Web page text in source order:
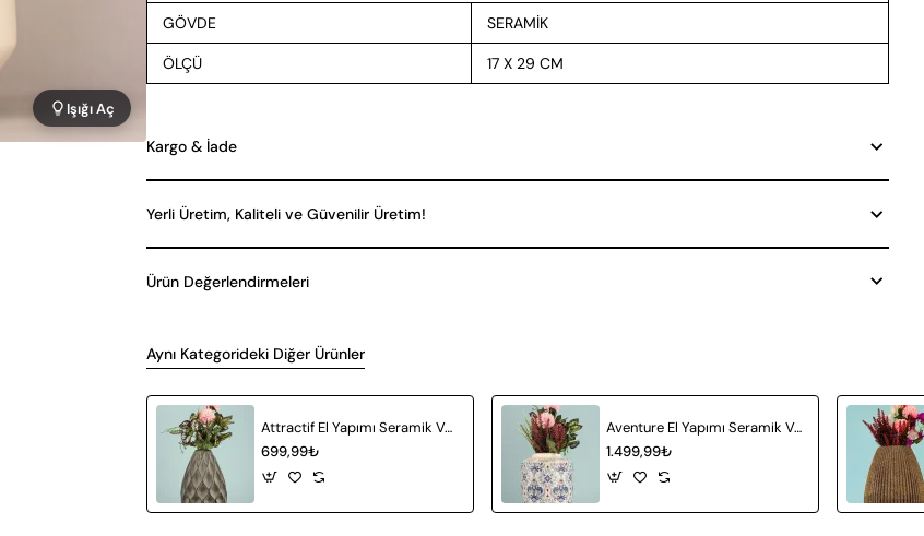
Işığı Aç
GÖVDE SERAMİK
ÖLÇÜ 17 X 29 CM
Kargo & İade
Yerli Üretim, Kaliteli ve Güvenilir Üretim!
Ürün Değerlendirmeleri
Aynı Kategorideki Diğer Ürünler
Attractif El Yapımı Seramik Vazo Gri
699,99₺
Aventure El Yapımı Seramik Vazo
1.499,99₺